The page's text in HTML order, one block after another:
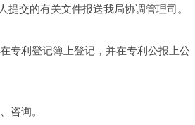
交的有关文件报送我局协调管理司。
专利登记簿上登记，并在专利公报上公
咨询。